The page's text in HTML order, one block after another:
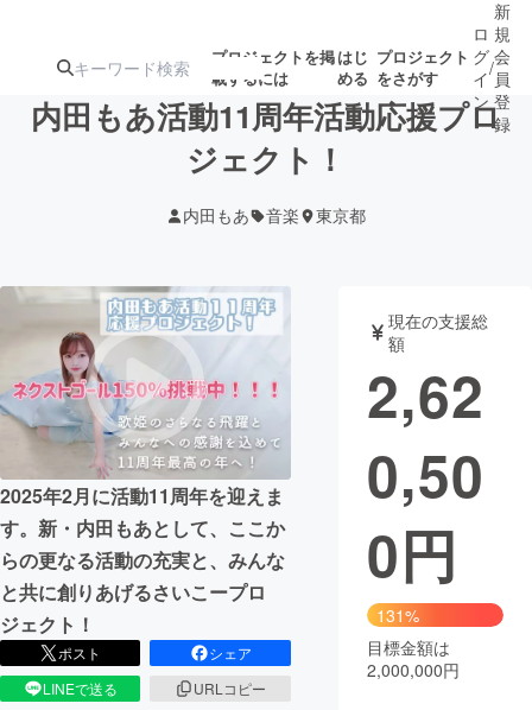
プロジェクトを掲
載するには
はじ
める
プロジェクト
をさがす
注目の新着プロ
ジェクト
募集終了が近いプ
ロジェクト
アート・写真 音楽
テクノロジー・ガジェット ゲーム・サ
映像・映画
ビジネス・起業
まちづくり・地域活性化
CAMPFIRE for Social Good CAMPFIRE Creation
CAMPFIREふるさと納税
コミュニティ
ロ
グ
イ
ン
/
新
規
会
員
登
録
内田もあ活動11周年活動応援プロ
ジェクト！
内田もあ 音楽 東京都
2025年2月に活動11周年を迎えま
す。新・内田もあとして、ここか
らの更なる活動の充実と、みんな
と共に創りあげるさいこープロ
ジェクト！
ポスト
シェア
LINEで送る
URLコピー
現在の支援総
額
2,62
0,50
0円
131%
目標金額は
2,000,000円